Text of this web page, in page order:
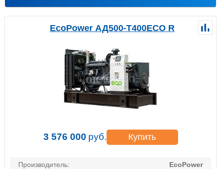
EcoPower АД500-T400ECO R
3 576 000 руб. Купить
Производитель:
EcoPower